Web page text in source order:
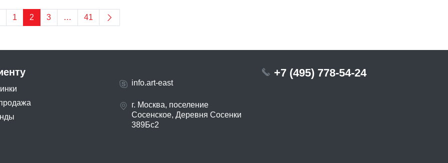
1 2 3 … 41
info.art-east
г. Москва, поселение
Сосенское, Деревня Сосенки
389Бс2
+7 (495) 778-54-24